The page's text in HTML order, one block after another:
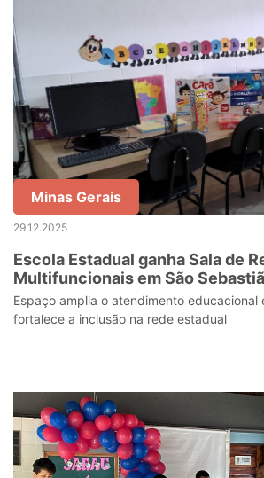
Minas Gerais
29.12.2025
Escola Estadual ganha Sala de
Multifuncionais em São
Espaço amplia o atendimento educacional
fortalece a inclusão na rede estadual